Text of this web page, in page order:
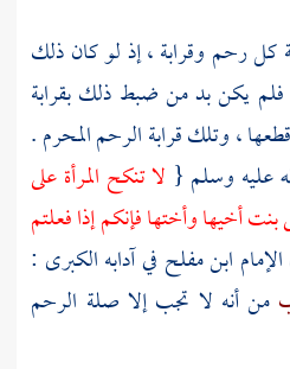
كل رحم وقرابة ، إذ لو كان ذلك
يكن بد من ضبط ذلك بقرابة
، وتلك قرابة الرحم المحرم .
عليه وسلم { لا تنكح المرأة على
أخيها وأختها فإنكم إذا فعلتم
الإمام ابن مفلح في آدابه الكبرى :
من أنه لا تجب إلا صلة الرحم